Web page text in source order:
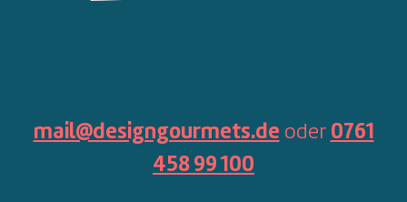
mail@designgourmets.de oder 0761
458 99 100